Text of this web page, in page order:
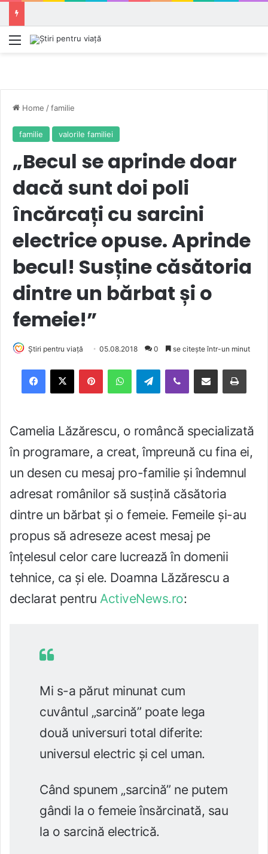
Meniu
Home /familie
familie valorile familiei
„Becul se aprinde doar
dacă sunt doi poli
încărcați cu sarcini
electrice opuse. Aprinde
becul! Susține căsătoria
dintre un bărbat și o
femeie!”
Știri pentru viață 05.08.2018 0 se citește într-un minut
Telegram
Camelia Lăzărescu, o româncă specializată
în programare, a creat, împreună cu fina ei,
un desen cu mesaj pro-familie și îndemnul
adresat românilor să susțină căsătoria
dintre un bărbat și o femeie. Femeile și-au
propus să adreseze acest mesaj pe
înțelesul celor care lucrează în domenii
tehnice, ca și ele. Doamna Lăzărescu a
declarat pentru ActiveNews.ro:
Mi s-a părut minunat cum
cuvântul „sarcină” poate lega
două universuri total diferite:
universul electric și cel uman.
Când spunem „sarcină” ne putem
gândi la o femeie însărcinată, sau
la o sarcină electrică.